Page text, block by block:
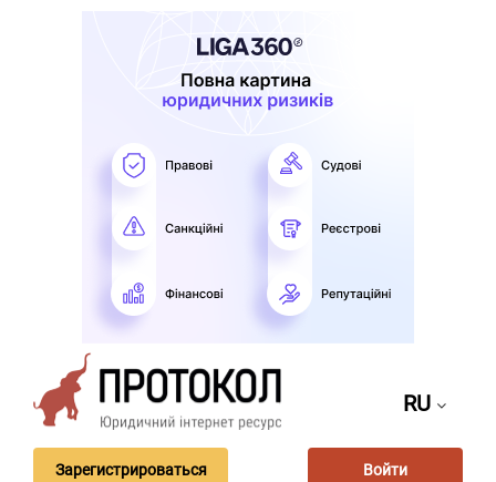
RU
Зарегистрироваться Войти